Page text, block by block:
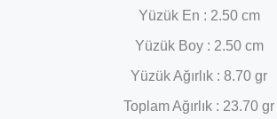
Yüzük En : 2.50 cm
Yüzük Boy : 2.50 cm
Yüzük Ağırlık : 8.70 gr
Toplam Ağırlık : 23.70 gr